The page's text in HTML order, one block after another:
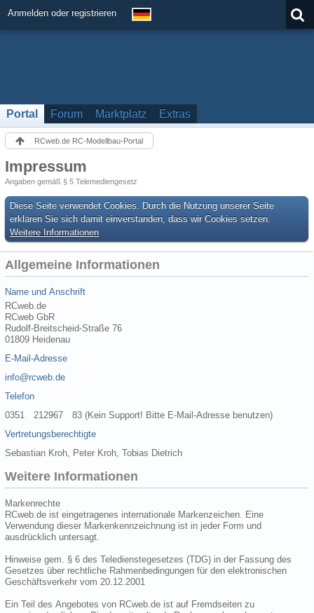
Anmelden oder registrieren
Portal Forum Marktplatz Extras
RCweb.de RC-Modellbau-Portal
Impressum
Angaben gemäß § 5 Telemediengesetz
Diese Seite verwendet Cookies. Durch die Nutzung unserer Seite
erklären Sie sich damit einverstanden, dass wir Cookies setzen.
Weitere Informationen
Allgemeine Informationen
Name und Anschrift
RCweb.de
RCweb GbR
Rudolf-Breitscheid-Straße 76
01809 Heidenau
E-Mail-Adresse
info@rcweb.de
Telefon
0351 212967 83 (Kein Support! Bitte E-Mail-Adresse benutzen)
Vertretungsberechtigte
Sebastian Kroh, Peter Kroh, Tobias Dietrich
Weitere Informationen
Markenrechte
RCweb.de ist eingetragenes internationale Markenzeichen. Eine
Verwendung dieser Markenkennzeichnung ist in jeder Form und
ausdrücklich untersagt.
Hinweise gem. § 6 des Teledienstegesetzes (TDG) in der Fassung des
Gesetzes über rechtliche Rahmenbedingungen für den elektronischen
Geschäftsverkehr vom 20.12.2001
Ein Teil des Angebotes von RCweb.de ist auf Fremdseiten zu